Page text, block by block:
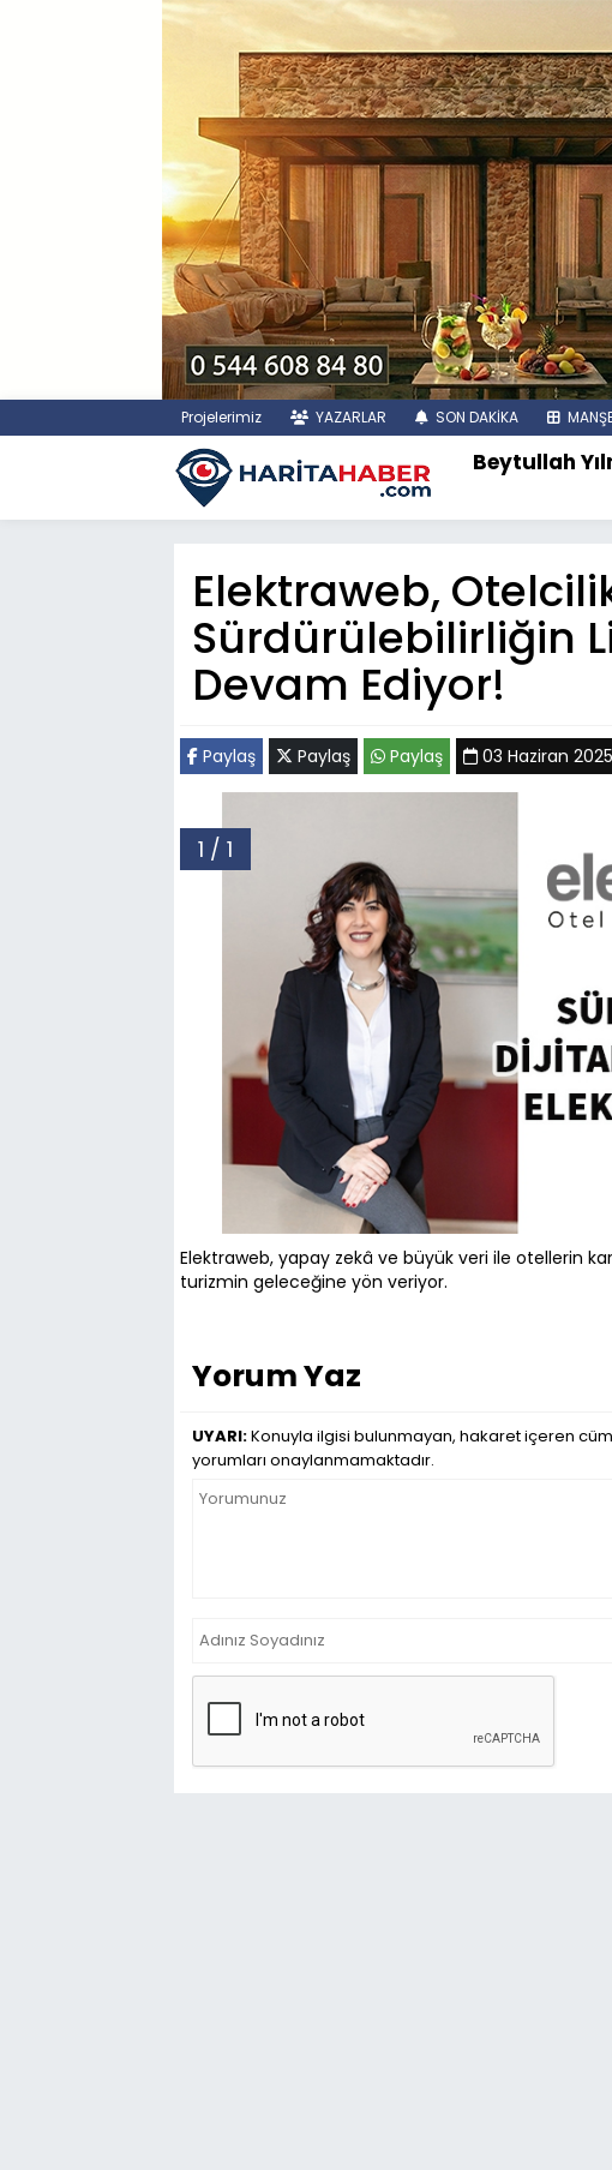
Projelerimiz YAZARLAR SON DAKİKA
Beytullah
Elektraweb,
Sürdürülebilirliğin
Devam Ediyor!
Paylaş Paylaş Paylaş 03 Haziran
1 / 1
Elektraweb, yapay zekâ ve büyük veri ile otellerin
turizmin geleceğine yön veriyor.
Yorum Yaz
UYARI:Konuyla ilgisi bulunmayan, hakaret içeren
yorumları onaylanmamaktadır.